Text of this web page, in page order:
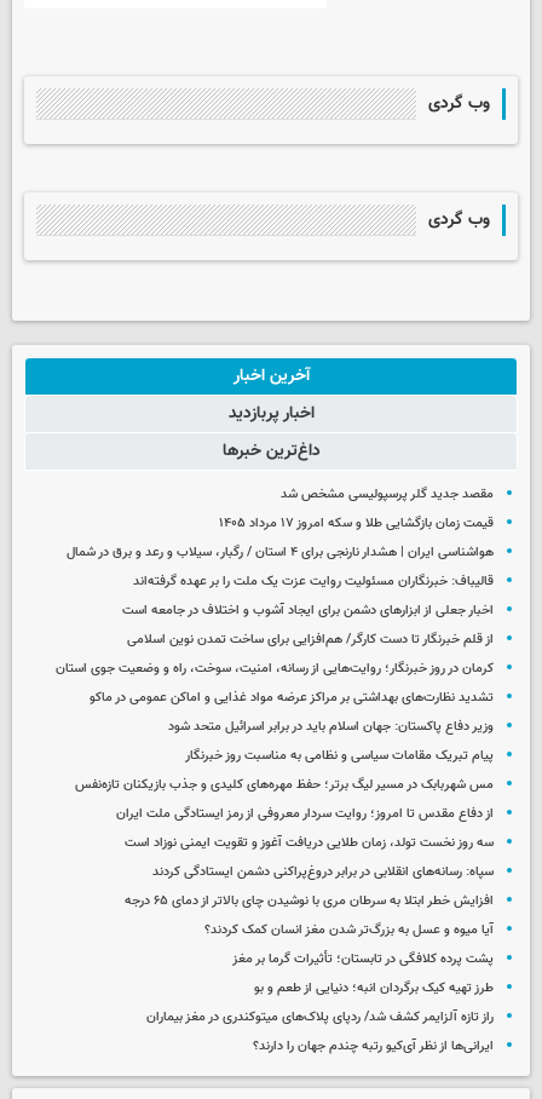
وب گردی
وب گردی
آخرین اخبار
اخبار پربازدید
داغ‌ترین خبرها
مقصد جدید گلر پرسپولیسی مشخص شد
قیمت زمان بازگشایی طلا و سکه امروز ۱۷ مرداد ۱۴۰۵
هواشناسی ایران | هشدار نارنجی برای ۴ استان / رگبار، سیلاب و رعد و برق در شمال
قالیباف: خبرنگاران مسئولیت روایت عزت یک ملت را بر عهده گرفته‌اند
اخبار جعلی از ابزارهای دشمن برای ایجاد آشوب و اختلاف در جامعه است
از قلم خبرنگار تا دست کارگر/ هم‌افزایی برای ساخت تمدن نوین اسلامی
کرمان در روز خبرنگار؛ روایت‌هایی از رسانه، امنیت، سوخت، راه و وضعیت جوی استان
تشدید نظارت‌های بهداشتی بر مراکز عرضه مواد غذایی و اماکن عمومی در ماکو
وزیر دفاع پاکستان: جهان اسلام باید در برابر اسرائیل متحد شود
پیام تبریک مقامات سیاسی و نظامی به مناسبت روز خبرنگار
مس شهربابک در مسیر لیگ برتر؛ حفظ مهره‌های کلیدی و جذب بازیکنان تازه‌نفس
از دفاع مقدس تا امروز؛ روایت سردار معروفی از رمز ایستادگی ملت ایران
سه روز نخست تولد، زمان طلایی دریافت آغوز و تقویت ایمنی نوزاد است
سپاه: رسانه‌های انقلابی در برابر دروغ‌پراکنی دشمن ایستادگی کردند
افزایش خطر ابتلا به سرطان مری با نوشیدن چای بالاتر از دمای ۶۵ درجه
آیا میوه و عسل به بزرگ‌تر شدن مغز انسان کمک کردند؟
پشت پرده کلافگی در تابستان؛ تأثیرات گرما بر مغز
طرز تهیه کیک برگردان انبه؛ دنیایی از طعم و بو
راز تازه آلزایمر کشف شد/ ردپای پلاک‌های میتوکندری در مغز بیماران
ایرانی‌ها از نظر آی‌کیو رتبه چندم جهان را دارند؟